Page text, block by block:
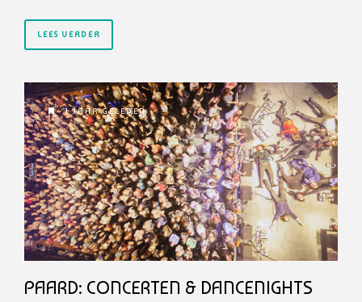
LEES VERDER
1 JAAR GELEDEN
PAARD: CONCERTEN & DANCENIGHTS